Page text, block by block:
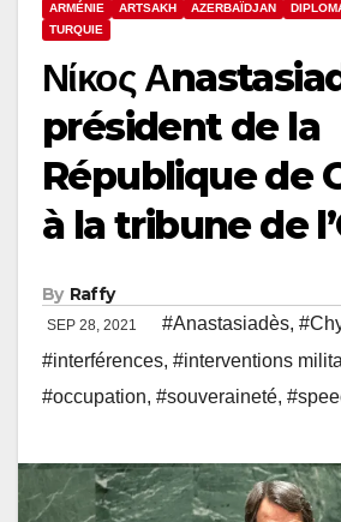
ARMÉNIE ARTSAKH AZERBAÏDJAN
TURQUIE
Νίκος
président de la
République de
à la tribune de
By Raffy
SEP 28, 2021 #Anastasiadès,
#interférences, #interventions
#occupation, #souveraineté,